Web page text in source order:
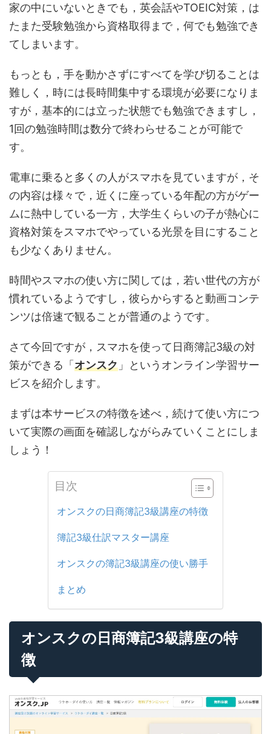
家の中にいないときでも，英会話やTOEIC対策，は
たまた受験勉強から資格取得まで，何でも勉強でき
てしまいます。
もっとも，手を動かさずにすべてを学び切ることは
難しく，時には長時間集中する環境が必要になりま
すが，基本的には立った状態でも勉強できますし，
1回の勉強時間は数分で終わらせることが可能で
す。
電車に乗ると多くの人がスマホを見ていますが，そ
の内容は様々で，近くに座っている年配の方がゲー
ムに熱中している一方，大学生くらいの子が熱心に
資格対策をスマホでやっている光景を目にすること
も少なくありません。
時間やスマホの使い方に関しては，若い世代の方が
慣れているようですし，彼らからすると動画コンテ
ンツは倍速で観ることが普通のようです。
さて今回ですが，スマホを使って日商簿記3級の対
策ができる「オンスク 」というオンライン学習サー
ビスを紹介します。
まずは本サービスの特徴を述べ，続けて使い方につ
いて実際の画面を確認しながらみていくことにしま
しょう！
目次
オンスクの日商簿記3級講座の特徴
簿記3級仕訳マスター講座
オンスクの簿記3級講座の使い勝手
まとめ
オンスクの日商簿記3級講座の特
徴